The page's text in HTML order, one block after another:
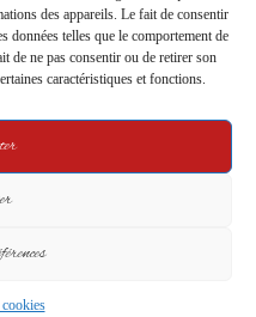
des appareils. Le fait de consentir
données telles que le comportement de
de ne pas consentir ou de retirer son
caractéristiques et fonctions.
participe à
l’Avenir à New York